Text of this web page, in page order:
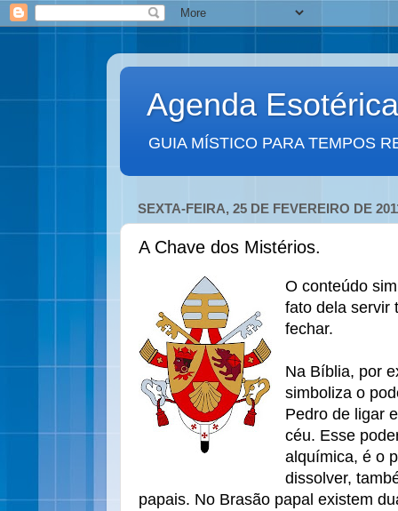
Agenda Esotérica
GUIA MÍSTICO PARA TEMPOS
SEXTA-FEIRA, 25 DE FEVEREIRO DE
A Chave dos Mistérios.
O conteúdo
fato dela servir
fechar.
Na Bíblia, por
simboliza o
Pedro de ligar
céu. Esse
alquímica, é o
dissolver,
papais. No Brasão papal existem